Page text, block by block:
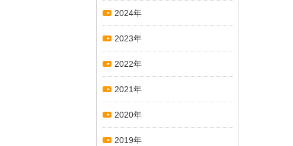
2024年
2023年
2022年
2021年
2020年
2019年